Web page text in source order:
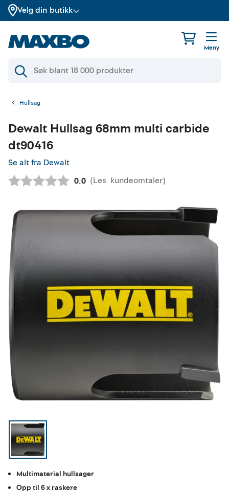
Velg din butikk
Meny
Hullsag
Dewalt Hullsag 68mm multi carbide
dt90416
Se alt fra Dewalt
Gjennomsnittskarakter:
0.0 (Les kundeomtaler)
Multimaterial hullsager
Opp til 6 x raskere